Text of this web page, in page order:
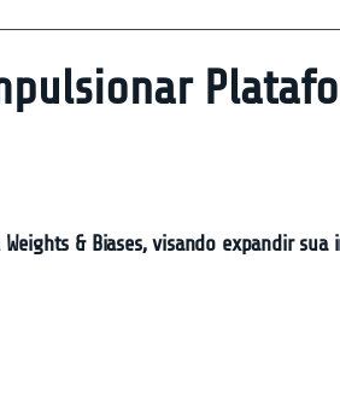
& Biases, visando expandir